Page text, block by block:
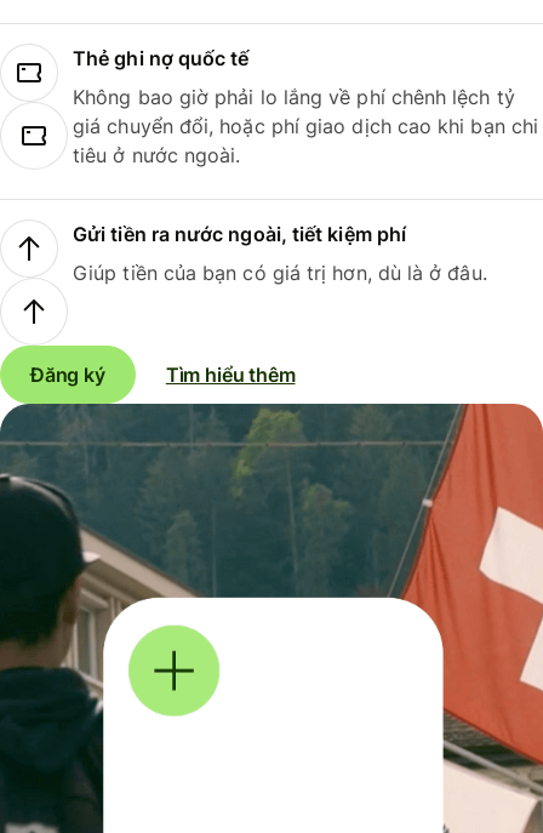
Thẻ ghi nợ quốc tế
Không bao giờ phải lo lắng về phí chênh lệch tỷ
giá chuyển đổi, hoặc phí giao dịch cao khi bạn chi
tiêu ở nước ngoài.
Gửi tiền ra nước ngoài, tiết kiệm phí
Giúp tiền của bạn có giá trị hơn, dù là ở đâu.
Đăng ký Tìm hiểu thêm